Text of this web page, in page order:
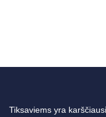
Tiksaviems yra